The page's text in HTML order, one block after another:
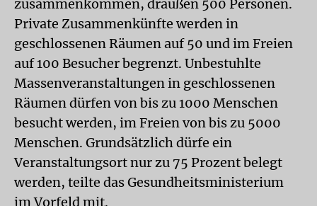
zusammenkommen, draußen 500 Personen.
Private Zusammenkünfte werden in
geschlossenen Räumen auf 50 und im Freien
auf 100 Besucher begrenzt. Unbestuhlte
Massenveranstaltungen in geschlossenen
Räumen dürfen von bis zu 1000 Menschen
besucht werden, im Freien von bis zu 5000
Menschen. Grundsätzlich dürfe ein
Veranstaltungsort nur zu 75 Prozent belegt
werden, teilte das Gesundheitsministerium
im Vorfeld mit.